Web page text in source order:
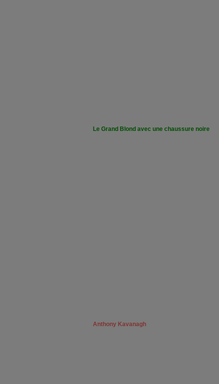
Le Grand Blond avec une chaussure noire
Anthony Kavanagh